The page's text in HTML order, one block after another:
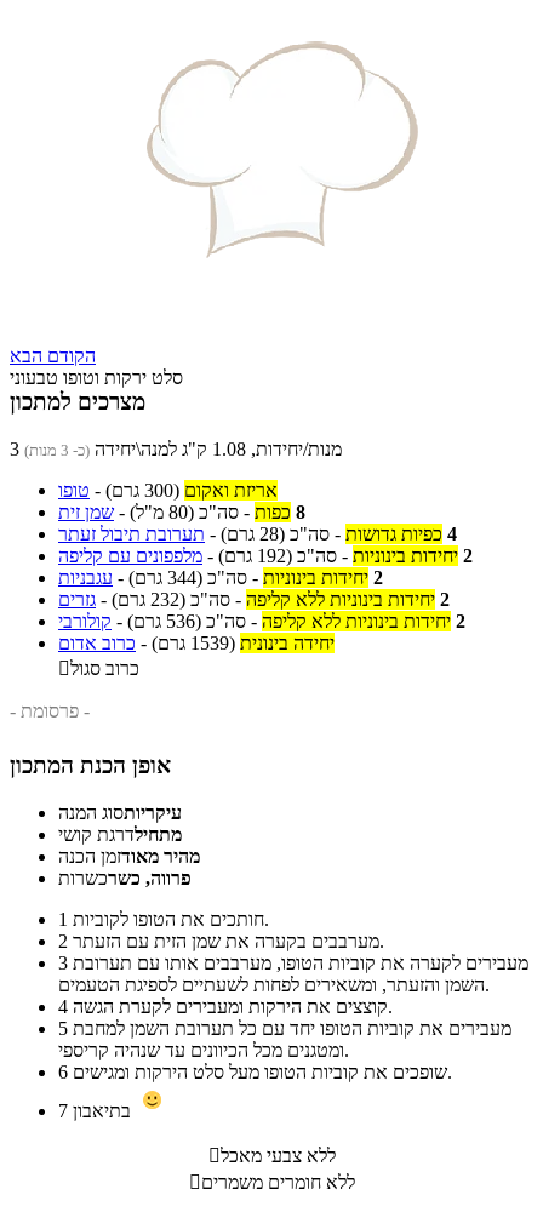
הקודם הבא
סלט ירקות וטופו טבעוני
מצרכים למתכון
3 מנות/יחידות, 1.08 ק"ג למנה\יחידה (כ- 3 מנות)
טופו - אריזת ואקום (300 גרם)
שמן זית - 8 כפות - סה"כ (80 מ"ל)
תערובת תיבול זעתר - 4 כפיות גדושות - סה"כ (28 גרם)
מלפפונים עם קליפה - 2 יחידות בינוניות - סה"כ (192 גרם)
עגבניות - 2 יחידות בינוניות - סה"כ (344 גרם)
גזרים - 2 יחידות בינוניות ללא קליפה - סה"כ (232 גרם)
קולורבי - 2 יחידות בינוניות ללא קליפה - סה"כ (536 גרם)
כרוב אדום - יחידה בינונית (1539 גרם)
כרוב סגול
- פרסומת -
אופן הכנת המתכון
עיקריותסוג המנה
מתחילדרגת קושי
מהיר מאודזמן הכנה
פרווה, כשרכשרות
1
חותכים את הטופו לקוביות.
2
מערבבים בקערה את שמן הזית עם הזעתר.
3
השמן והזעתר, ומשאירים לפחות לשעתיים לספיגת הטעמים.
4
קוצצים את הירקות ומעבירים לקערת הגשה.
5
ומטגנים מכל הכיוונים עד שנהיה קריספי.
6
שופכים את קוביות הטופו מעל סלט הירקות ומגישים.
7
ללא צבעי מאכל
ללא חומרים משמרים